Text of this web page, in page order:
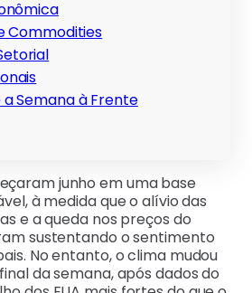
Commodities
Semana à Frente
junho em uma base
à medida que o alívio das
e a queda nos preços do
sustentando o sentimento
No entanto, o clima mudou
da semana, após dados do